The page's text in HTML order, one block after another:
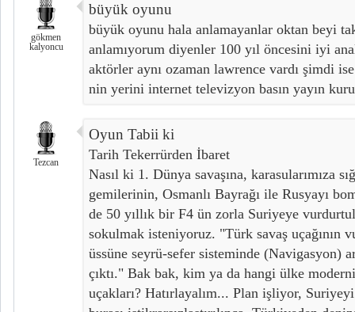
gökmen
kalyoncu
büyük oyunu
büyük oyunu hala anlamayanlar oktan beyi
anlamıyorum diyenler 100 yıl öncesini iyi
aktörler aynı ozaman lawrence vardı şimdi
nin yerini internet televizyon basın yayın
Tezcan
Oyun Tabii ki
Tarih Tekerrürden İbaret
Nasıl ki 1. Dünya savaşına, karasularımıza
gemilerinin, Osmanlı Bayrağı ile Rusyayı
de 50 yıllık bir F4 ün zorla Suriyeye
sokulmak isteniyoruz. "Türk savaş uçağının
üssüne seyrü-sefer sisteminde (Navigasyon)
çıktı." Bak bak, kim ya da hangi ülke
uçakları? Hatırlayalım... Plan işliyor,